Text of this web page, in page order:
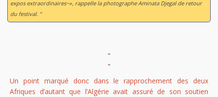
expos extraordinaires~», rappelle la photographe Aminata Djegal de retour
du festival. ”
"
"
Un point marqué donc dans le rapprochement des deux
Afriques d’autant que l’Algérie avait assuré de son soutien